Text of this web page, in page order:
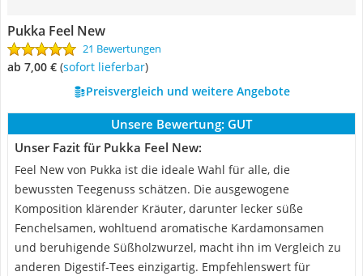
Pukka Feel New
21 Bewertungen
ab 7,00 € ( Sofort lieferbar)
Preisvergleich und weitere Angebote
Unsere Bewertung: GUT
Unser Fazit für Pukka Feel New:
Feel New von Pukka ist die ideale Wahl für alle, die
bewussten Teegenuss schätzen. Die ausgewogene
Komposition klärender Kräuter, darunter lecker süße
Fenchelsamen, wohltuend aromatische Kardamonsamen
und beruhigende Süßholzwurzel, macht ihn im Vergleich zu
anderen Digestif-Tees einzigartig. Empfehlenswert für